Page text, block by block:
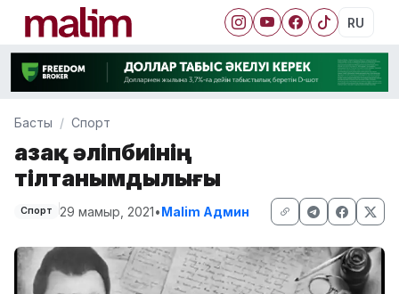
RU
Басты Спорт
Қазақ әліпбиінің
тілтанымдылығы
Спорт 29 мамыр, 2021•Malim Админ